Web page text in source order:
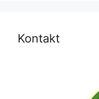
Kontakt